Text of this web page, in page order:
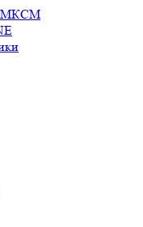
МКСМ